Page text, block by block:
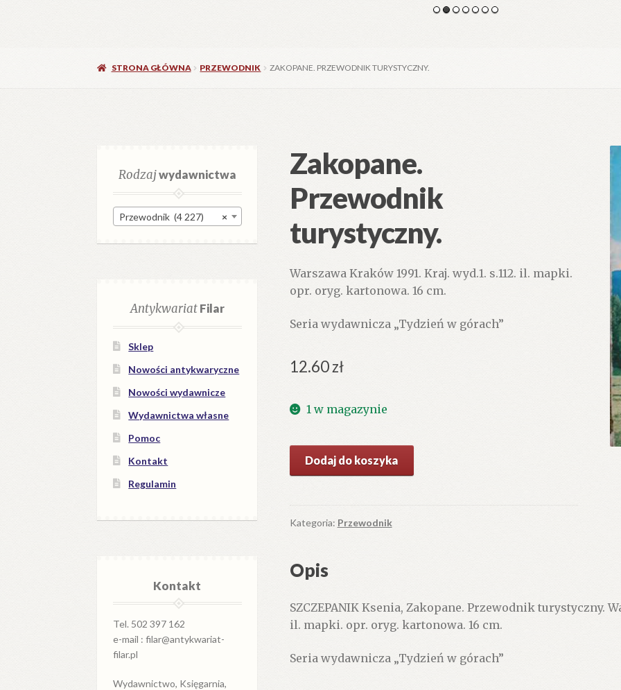
STRONA GŁÓWNA PRZEWODNIK ZAKOPANE. PRZEWODNIK TURYSTYCZNY.
Zakopane.
Przewodnik
turystyczny.
Warszawa Kraków 1991. Kraj. wyd.1. s.112. il. mapki.
opr. oryg. kartonowa. 16 cm.
Seria wydawnicza „Tydzień w górach”
12.60zł
1 w magazynie
Zakopane.
turystyczny.
Dodaj do koszyka
Kategoria: Przewodnik
Opis
SZCZEPANIK Ksenia, Zakopane. Przewodnik turystyczny.
il. mapki. opr. oryg. kartonowa. 16 cm.
Seria wydawnicza „Tydzień w górach”
Rodzajwydawnictwa
×
Przewodnik (4 227)
AntykwariatFilar
Sklep
Nowości antykwaryczne
Nowości wydawnicze
Wydawnictwa własne
Pomoc
Kontakt
Regulamin
Kontakt
Tel. 502 397 162
e-mail : filar@antykwariat-
filar.pl
Wydawnictwo, Księgarnia,